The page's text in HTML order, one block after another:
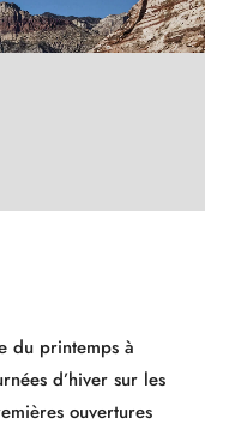
du printemps à
d’hiver sur les
ouvertures